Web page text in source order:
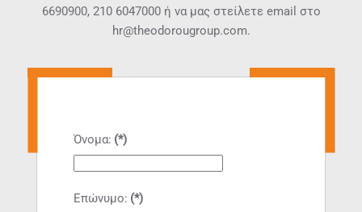
6690900, 210 6047000ή να μας στείλετε email στο
hr@theodorougroup.com.
Όνομα: (*)
Επώνυμο: (*)